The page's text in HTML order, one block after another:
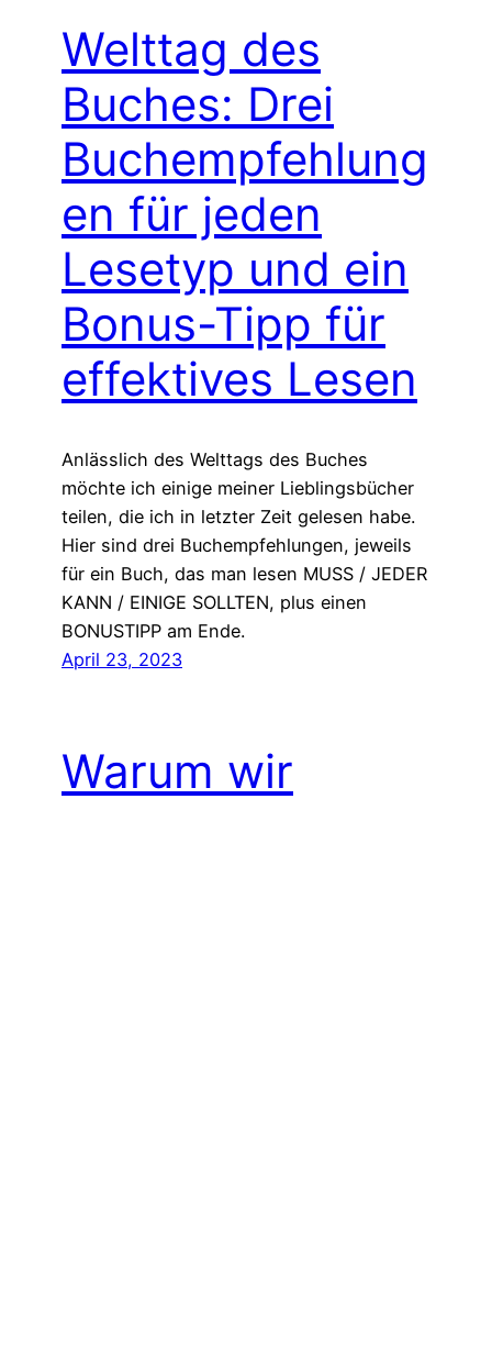
Welttag des
Buches: Drei
Buchempfehlung
en für jeden
Lesetyp und ein
Bonus-Tipp für
effektives Lesen
Anlässlich des Welttags des Buches
möchte ich einige meiner Lieblingsbücher
teilen, die ich in letzter Zeit gelesen habe.
Hier sind drei Buchempfehlungen, jeweils
für ein Buch, das man lesen MUSS / JEDER
KANN / EINIGE SOLLTEN, plus einen
BONUSTIPP am Ende.
April 23, 2023
Warum wir